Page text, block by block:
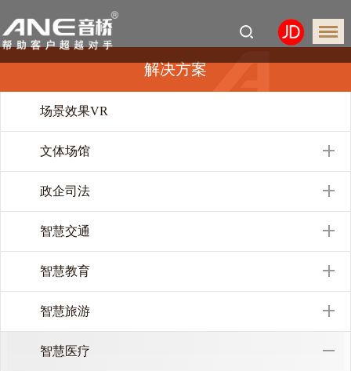
解决方案
场景效果VR
文体场馆
政企司法
智慧交通
智慧教育
智慧旅游
智慧医疗